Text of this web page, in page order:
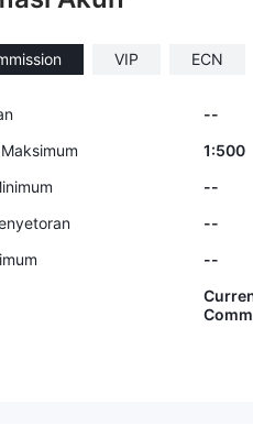
VIP ECN
--
1:500
--
--
--